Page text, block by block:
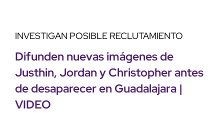
INVESTIGAN POSIBLE RECLUTAMIENTO
Difunden nuevas imágenes de
Justhin, Jordan y Christopher antes
de desaparecer en Guadalajara |
VIDEO